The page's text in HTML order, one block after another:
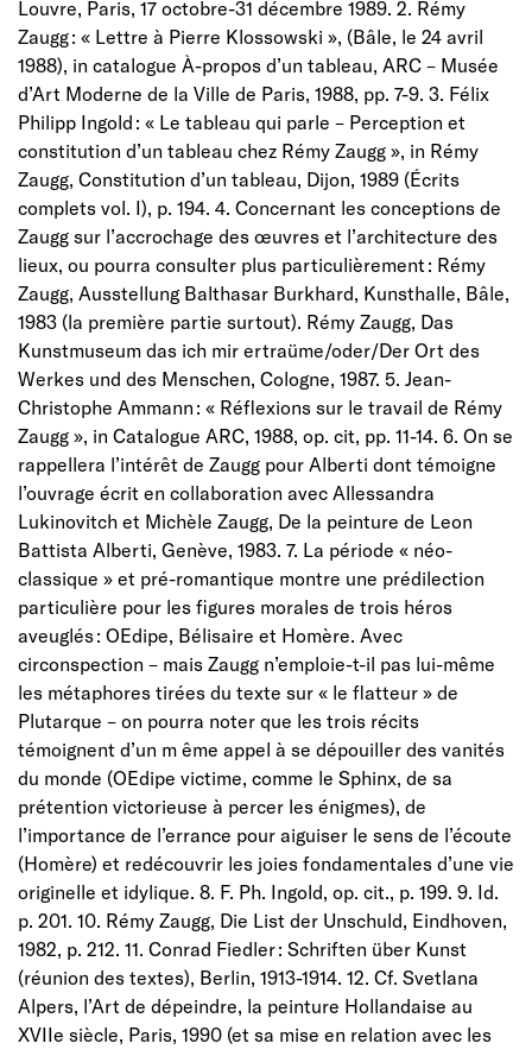
Louvre, Paris, 17 octobre-31 décembre 1989. 2. Rémy
Zaugg : « Lettre à Pierre Klossowski », (Bâle, le 24 avril
1988), in catalogue À-propos d’un tableau, ARC – Musée
d’Art Moderne de la Ville de Paris, 1988, pp. 7-9. 3. Félix
Philipp Ingold : « Le tableau qui parle – Perception et
constitution d’un tableau chez Rémy Zaugg », in Rémy
Zaugg, Constitution d’un tableau, Dijon, 1989 (Écrits
complets vol. I), p. 194. 4. Concernant les conceptions de
Zaugg sur l’accrochage des œuvres et l’architecture des
lieux, ou pourra consulter plus particulièrement : Rémy
Zaugg, Ausstellung Balthasar Burkhard, Kunsthalle, Bâle,
1983 (la première partie surtout). Rémy Zaugg, Das
Kunstmuseum das ich mir ertraüme/oder/Der Ort des
Werkes und des Menschen, Cologne, 1987. 5. Jean-
Christophe Ammann : « Réflexions sur le travail de Rémy
Zaugg », in Catalogue ARC, 1988, op. cit, pp. 11-14. 6. On se
rappellera l’intérêt de Zaugg pour Alberti dont témoigne
l’ouvrage écrit en collaboration avec Allessandra
Lukinovitch et Michèle Zaugg, De la peinture de Leon
Battista Alberti, Genève, 1983. 7. La période « néo-
classique » et pré-romantique montre une prédilection
particulière pour les figures morales de trois héros
aveuglés : OEdipe, Bélisaire et Homère. Avec
circonspection – mais Zaugg n’emploie-t-il pas lui-même
les métaphores tirées du texte sur « le flatteur » de
Plutarque – on pourra noter que les trois récits
témoignent d’un m ême appel à se dépouiller des vanités
du monde (OEdipe victime, comme le Sphinx, de sa
prétention victorieuse à percer les énigmes), de
l’importance de l’errance pour aiguiser le sens de l’écoute
(Homère) et redécouvrir les joies fondamentales d’une vie
originelle et idylique. 8. F. Ph. Ingold, op. cit., p. 199. 9. Id.
p. 201. 10. Rémy Zaugg, Die List der Unschuld, Eindhoven,
1982, p. 212. 11. Conrad Fiedler : Schriften über Kunst
(réunion des textes), Berlin, 1913-1914. 12. Cf. Svetlana
Alpers, l’Art de dépeindre, la peinture Hollandaise au
XVIIe siècle, Paris, 1990 (et sa mise en relation avec les